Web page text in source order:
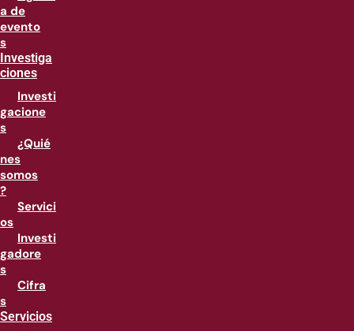
a de
evento
s
Investiga
ciones
Investi
gacione
s
¿Quié
nes
somos
?
Servici
os
Investi
gadore
s
Cifra
s
Servicios